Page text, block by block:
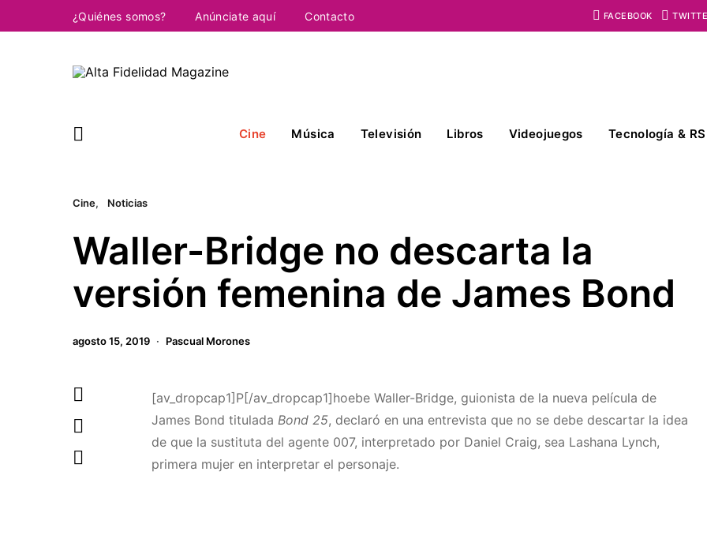
¿Quiénes somos? Anúnciate aquí Contacto FACEBOOK
Cine Música Televisión Libros Videojuegos Tecnología & RS
Cine Noticias
Waller-Bridge no descarta la
versión femenina de James Bond
agosto 15, 2019 Pascual Morones
[av_dropcap1]P[/av_dropcap1]hoebe Waller-Bridge, guionista de la nueva película de
James Bond titulada Bond 25, declaró en una entrevista que no se debe descartar la idea
de que la sustituta del agente 007, interpretado por Daniel Craig, sea Lashana Lynch,
primera mujer en interpretar el personaje.